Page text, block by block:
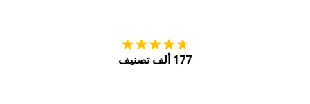
177 ألف تصنيف